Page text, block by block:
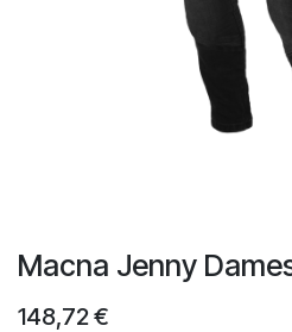
Macna Jenny
148,72€